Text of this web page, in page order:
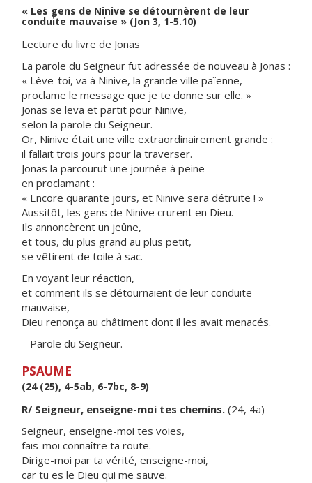
« Les gens de Ninive se détournèrent de leur
conduite mauvaise » (Jon 3, 1-5.10)
Lecture du livre de Jonas
La parole du Seigneur fut adressée de nouveau à Jonas :
« Lève-toi, va à Ninive, la grande ville païenne,
proclame le message que je te donne sur elle. »
Jonas se leva et partit pour Ninive,
selon la parole du Seigneur.
Or, Ninive était une ville extraordinairement grande :
il fallait trois jours pour la traverser.
Jonas la parcourut une journée à peine
en proclamant :
« Encore quarante jours, et Ninive sera détruite ! »
Aussitôt, les gens de Ninive crurent en Dieu.
Ils annoncèrent un jeûne,
et tous, du plus grand au plus petit,
se vêtirent de toile à sac.
En voyant leur réaction,
et comment ils se détournaient de leur conduite
mauvaise,
Dieu renonça au châtiment dont il les avait menacés.
– Parole du Seigneur.
PSAUME
(24 (25), 4-5ab, 6-7bc, 8-9)
R/ Seigneur, enseigne-moi tes chemins. (24, 4a)
Seigneur, enseigne-moi tes voies,
fais-moi connaître ta route.
Dirige-moi par ta vérité, enseigne-moi,
car tu es le Dieu qui me sauve.